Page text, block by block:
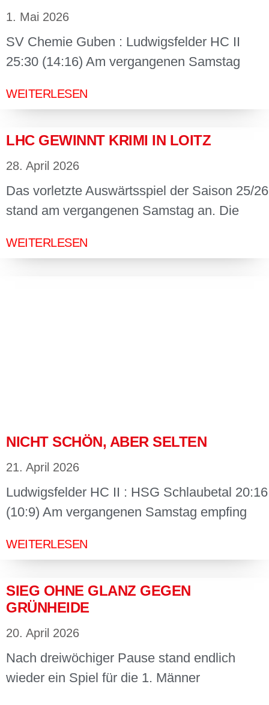
1. Mai 2026
SV Chemie Guben : Ludwigsfelder HC II
25:30 (14:16) Am vergangenen Samstag
WEITERLESEN
LHC GEWINNT KRIMI IN LOITZ
28. April 2026
Das vorletzte Auswärtsspiel der Saison 25/26
stand am vergangenen Samstag an. Die
WEITERLESEN
NICHT SCHÖN, ABER SELTEN
21. April 2026
Ludwigsfelder HC II : HSG Schlaubetal 20:16
(10:9) Am vergangenen Samstag empfing
WEITERLESEN
SIEG OHNE GLANZ GEGEN
GRÜNHEIDE
20. April 2026
Nach dreiwöchiger Pause stand endlich
wieder ein Spiel für die 1. Männer